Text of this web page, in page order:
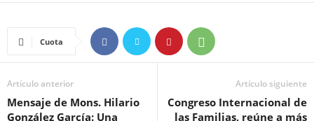
Cuota
Artículo anterior
Mensaje de Mons. Hilario
González García: Una
Artículo siguiente
Congreso Internacional de
las Familias, reúne a más